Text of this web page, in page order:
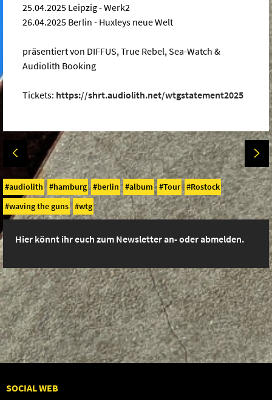
25.04.2025 Leipzig - Werk2
26.04.2025 Berlin - Huxleys neue Welt
präsentiert von DIFFUS, True Rebel, Sea-Watch &
Audiolith Booking
Tickets: https://shrt.audiolith.net/wtgstatement2025
audiolith hamburg berlin album Tour
Rostock
waving the guns
wtg
Hier könnt ihr euch zum Newsletter an- oder abmelden.
SOCIAL WEB